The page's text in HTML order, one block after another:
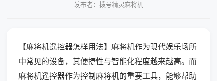
发布者：拨号精灵麻将机
【麻将机遥控器怎样用法】麻将机作为现代娱乐场所
中常见的设备，其便捷性与智能化程度越来越高。而
麻将机遥控器作为控制麻将机的重要工具，能够帮助